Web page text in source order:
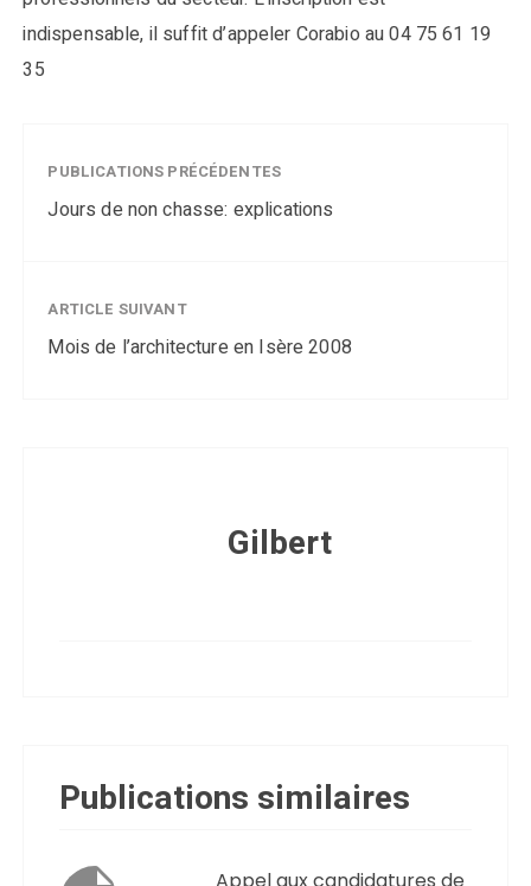
indispensable, il suffit d’appeler Corabio au 04 75 61 19
35
PUBLICATIONS PRÉCÉDENTES
Jours de non chasse: explications
ARTICLE SUIVANT
Mois de l’architecture en Isère 2008
Gilbert
Publications similaires